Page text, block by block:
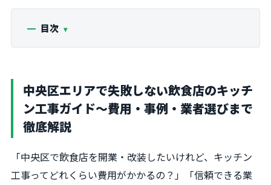
目次
中央区エリアで失敗しない飲食店のキッチ
ン工事ガイド～費用・事例・業者選びまで
徹底解説
「中央区で飲食店を開業・改装したいけれど、キッチン
工事ってどれくらい費用がかかるの？」「信頼できる業